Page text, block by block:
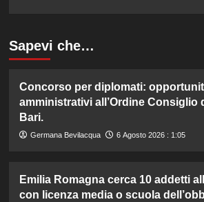
Sapevi che…
Concorso per diplomati:
amministrativi all’Ordine Consiglio
Bari.
Germana Bevilacqua 6 Agosto 2026 : 1:05
Emilia Romagna cerca 10 addetti
con licenza media o scuola